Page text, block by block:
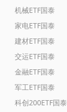
机械ETF国泰
家电ETF国泰
建材ETF国泰
交运ETF国泰
金融ETF国泰
军工ETF国泰
科创200ETF国泰